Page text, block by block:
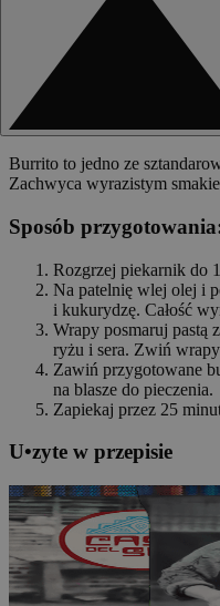
Burrito to jedno ze
Zachwyca wyrazistym
Sposób
Rozgrzej piekarnik do
Na patelnię wlej olej i
i kukurydzę. Całość
Wrapy posmaruj pastą
ryżu i sera. Zwiń
Zawiń przygotowane
na blasze do pieczenia.
Zapiekaj przez 25
U•zyte w przepisie